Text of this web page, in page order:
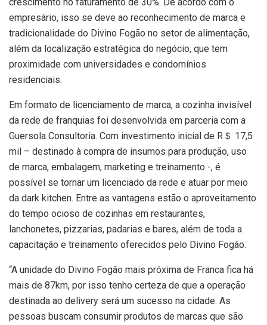
empresário, isso se deve ao reconhecimento de marca e
tradicionalidade do Divino Fogão no setor de alimentação,
além da localização estratégica do negócio, que tem
proximidade com universidades e condomínios
residenciais.
Em formato de licenciamento de marca, a cozinha invisível
da rede de franquias foi desenvolvida em parceria com a
Guersola Consultoria. Com investimento inicial de R＄ 17,5
mil – destinado à compra de insumos para produção, uso
de marca, embalagem, marketing e treinamento -, é
possível se tornar um licenciado da rede e atuar por meio
da dark kitchen. Entre as vantagens estão o aproveitamento
do tempo ocioso de cozinhas em restaurantes,
lanchonetes, pizzarias, padarias e bares, além de toda a
capacitação e treinamento oferecidos pelo Divino Fogão.
“A unidade do Divino Fogão mais próxima de Franca fica há
mais de 87km, por isso tenho certeza de que a operação
destinada ao delivery será um sucesso na cidade. As
pessoas buscam consumir produtos de marcas que são